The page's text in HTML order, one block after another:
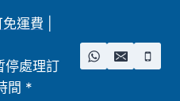
運費
停處理訂
間 *